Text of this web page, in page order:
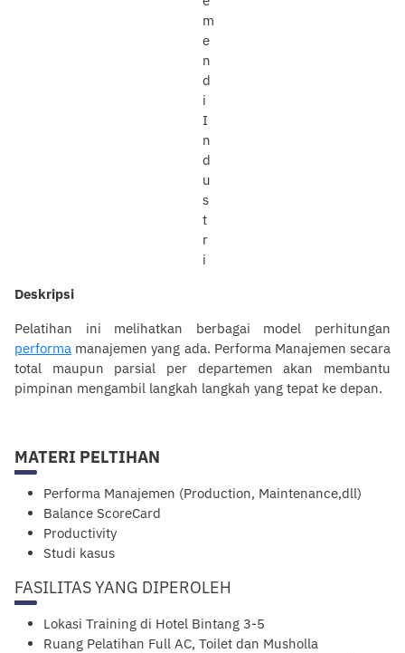
Deskripsi
Pelatihan ini melihatkan berbagai model perhitungan
performa manajemen yang ada. Performa Manajemen secara
total maupun parsial per departemen akan membantu
pimpinan mengambil langkah langkah yang tepat ke depan.
MATERI PELTIHAN
Performa Manajemen (Production, Maintenance,dll)
Balance ScoreCard
Productivity
Studi kasus
FASILITAS YANG DIPEROLEH
Lokasi Training di Hotel Bintang 3-5
Ruang Pelatihan Full AC, Toilet dan Musholla